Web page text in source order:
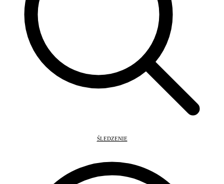
ŚLEDZENIE